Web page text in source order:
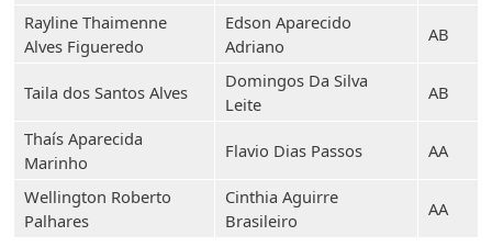
Rayline Thaimenne
Alves Figueredo
Edson Aparecido
Adriano
AB
Taila dos Santos Alves
Domingos Da Silva
Leite
AB
Thaís Aparecida
Marinho
Flavio Dias Passos AA
Wellington Roberto
Palhares
Cinthia Aguirre
Brasileiro
AA